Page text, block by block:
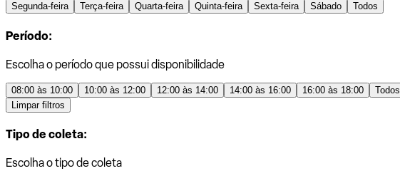
Segunda-feira Terça-feira Quarta-feira Quinta-feira Sexta-feira Sábado Todos
Período:
Escolha o período que possui disponibilidade
08:00 às 10:00 10:00 às 12:00 12:00 às 14:00 14:00 às 16:00 16:00 às 18:00
Todos
Limpar filtros
Tipo de coleta:
Escolha o tipo de coleta